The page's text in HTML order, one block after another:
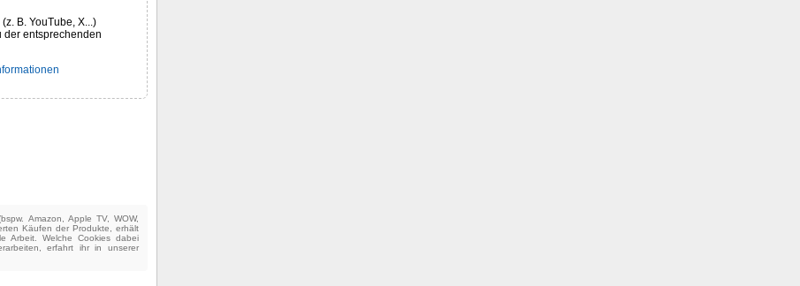
B. YouTube, X...)
der entsprechenden
Amazon, Apple TV, WOW,
Käufen der Produkte, erhält
Arbeit. Welche Cookies dabei
erfahrt ihr in unserer